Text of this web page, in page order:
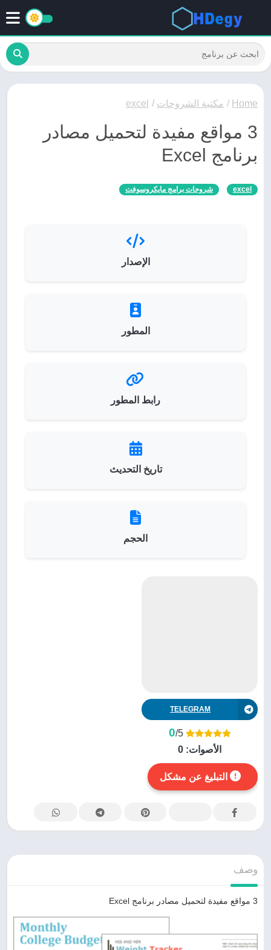
Home
/ مكتبة الشروحات /
excel
3 مواقع مفيدة لتحميل مصادر
برنامج Excel
excel شروحات برامج مايكروسوفت
الإصدار
المطور
رابط المطور
تاريخ التحديث
الحجم
TELEGRAM
0/5
الأصوات: 0
التبليغ عن مشكل
وصف
3 مواقع مفيدة لتحميل مصادر برنامج Excel